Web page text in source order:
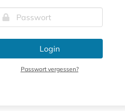
Login
Passwort vergessen?